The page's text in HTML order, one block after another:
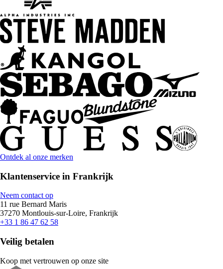
Ontdek al onze merken
Klantenservice in Frankrijk
Neem contact op
11 rue Bernard Maris
37270 Montlouis-sur-Loire, Frankrijk
+33 1 86 47 62 58
Veilig betalen
Koop met vertrouwen op onze site